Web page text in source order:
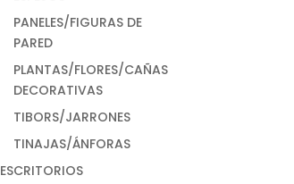
PANELES/FIGURAS DE
PARED
PLANTAS/FLORES/CAÑAS
DECORATIVAS
TIBORS/JARRONES
TINAJAS/ÁNFORAS
ESCRITORIOS